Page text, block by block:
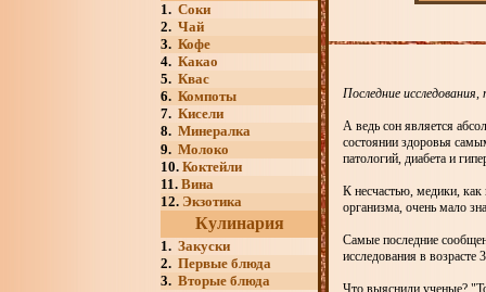
1. Соки
2. Чай
3. Кофе
4. Какао
5. Квас
6. Компоты
7. Кисели
8. Минералка
9. Молоко
10. Коктейли
11. Вина
12. Экзотика
Кулинария
1. Закуски
2. Первые блюда
3. Вторые блюда
Последние
А ведь сон является
состоянии здоровья
патологий, диабета и
К несчастью, медики, как
организма, очень мало
Самые последние
исследования в возрасте
Что выяснили ученые?